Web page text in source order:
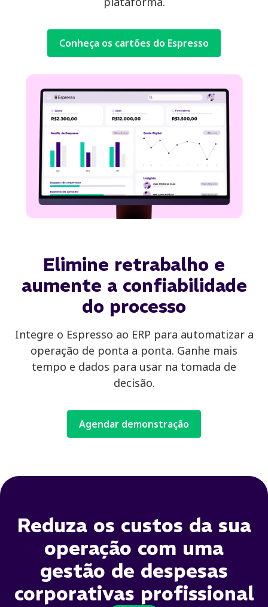
Conheça os cartões do Espresso
Elimine retrabalho e
aumente a confiabilidade
do processo
Integre o Espresso ao ERP para automatizar a
operação de ponta a ponta. Ganhe mais
tempo e dados para usar na tomada de
decisão.
Agendar demonstração
Reduza os custos da sua
operação com uma
gestão de despesas
corporativas profissional